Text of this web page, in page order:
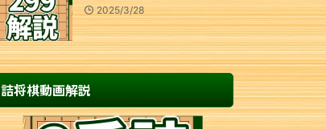
2025/3/28
詰将棋動画解説